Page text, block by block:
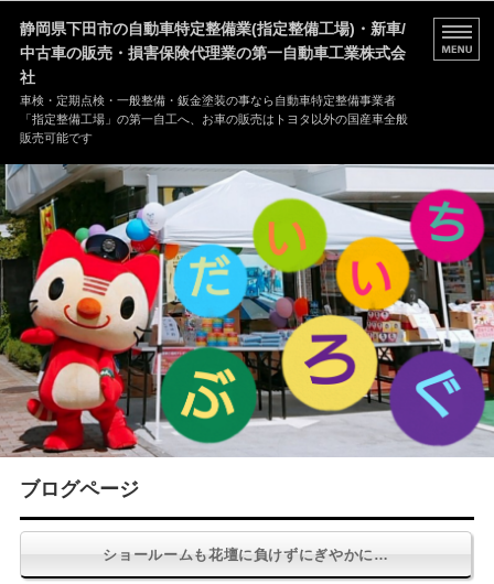
静岡県下田市の自動車特定整備業(指定整備工場)・新車/
中古車の販売・損害保険代理業の第一自動車工業株式会
社
車検・定期点検・一般整備・鈑金塗装の事なら自動車特定整備事業者
「指定整備工場」の第一自工へ、お車の販売はトヨタ以外の国産車全般
販売可能です
HOME
事業案内
修理事例
会社案内
ブログページ
ショールームも花壇に負けずにぎやかに…